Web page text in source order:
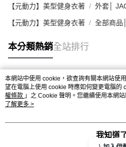
【元動力】美型健身衣著 外套│
【元動力】美型健身衣著 全部商品
本分類熱銷全站排行
熱門標籤
本網站中使用 cookie，欲查詢有關本網站使
望在電腦上使用 cookie 時應如何變更電腦的
權條款 」之 Cookie 聲明。您繼續使用本網
用條款之 Cookie 聲明使用 cookie。
了解更多 >
我知道